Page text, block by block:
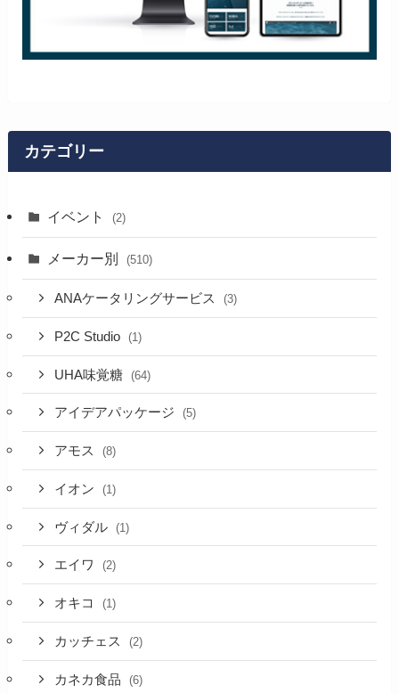
カテゴリー
イベント (2)
メーカー別 (510)
ANAケータリングサービス (3)
P2C Studio (1)
UHA味覚糖 (64)
アイデアパッケージ (5)
アモス (8)
イオン (1)
ヴィダル (1)
エイワ (2)
オキコ (1)
カッチェス (2)
カネカ食品 (6)